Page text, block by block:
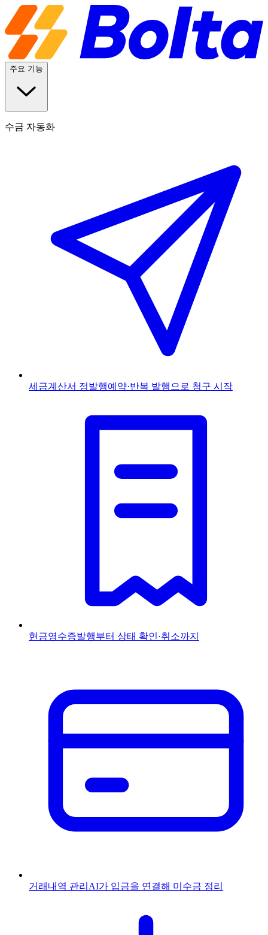
주요 기능
수금 자동화
세금계산서 정발행예약·반복 발행으로 청구 시작
현금영수증발행부터 상태 확인·취소까지
거래내역 관리 AI가 입금을 연결해 미수금 정리